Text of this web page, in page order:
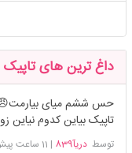
داغ ترین های تاپیک
حس ششم میای
تاپیک بیاین کدوم نیاین
توسطدریآ839 | 11 ساعت پیش